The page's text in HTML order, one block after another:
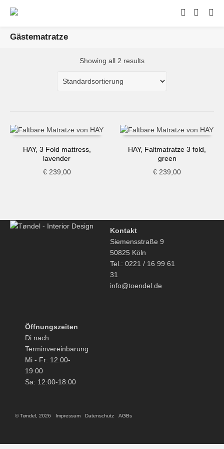
Gästematratze
Showing all 2 results
HAY, 3 Fold mattress,
lavender
€239,00
HAY, Faltmatratze 3 fold,
green
€ 239,00
Kontakt
Siemensstraße 9
50825 Köln
Tel.: 0221 / 16 99 61
31
info@toendel.de
Öffnungszeiten
Di nach
Terminvereinbarung
Mi - Fr: 12:00-
19:00
Sa: 12:00-18:00
© Tøndel, 2026 Impressum Datenschutz AGBs